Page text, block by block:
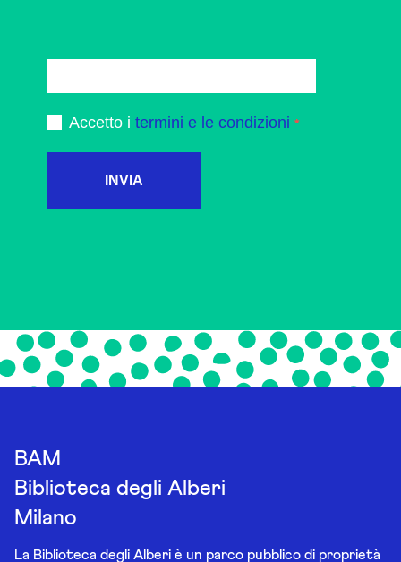
Accetto i termini e le condizioni
INVIA
BAM
Biblioteca degli Alberi
Milano
La Biblioteca degli Alberi è un parco pubblico di proprietà